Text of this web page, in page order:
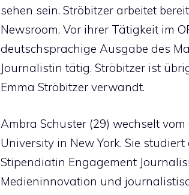
sehen sein. Ströbitzer arbeitet
Newsroom. Vor ihrer Tätigkeit im
deutschsprachige Ausgabe des
Journalistin tätig. Ströbitzer ist
Emma Ströbitzer verwandt.
Ambra Schuster (29) wechselt
University in New York. Sie
Stipendiatin Engagement
Medieninnovation und